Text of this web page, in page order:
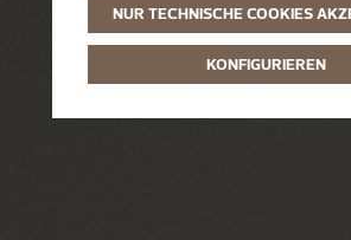
NUR TECHNISCHE COOKIES
KONFIGURIEREN